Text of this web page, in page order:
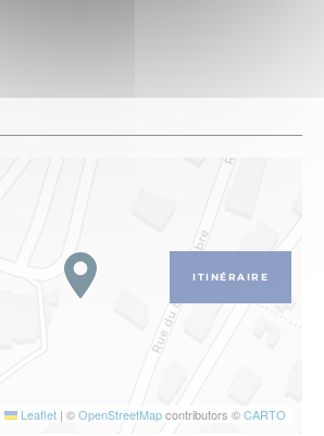
Leaflet | ©OpenStreetMapcontributors ©CARTO
ITINÉRAIRE